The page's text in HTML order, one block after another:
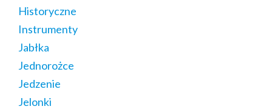
Historyczne
Instrumenty
Jabłka
Jednorożce
Jedzenie
Jelonki